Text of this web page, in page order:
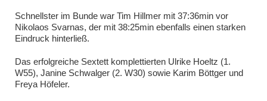
Schnellster im Bunde war Tim Hillmer mit 37:36min vor
Nikolaos Svarnas, der mit 38:25min ebenfalls einen starken
Eindruck hinterließ.
Das erfolgreiche Sextett komplettierten Ulrike Hoeltz (1.
W55), Janine Schwalger (2. W30) sowie Karim Böttger und
Freya Höfeler.